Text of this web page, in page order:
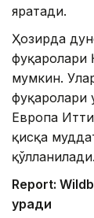
яратади.
Ҳозирда
фуқаролари
мумкин.
фуқаролари
Европа
қисқа
қўлланилади.
Report:
қуради